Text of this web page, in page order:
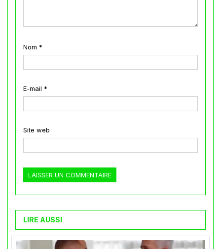
Nom *
E-mail *
Site web
LIRE AUSSI